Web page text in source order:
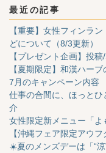
最近の記事
【重要】女性フィンラ
どについて（8/3更新）
【プレゼント企画】投
【夏期限定】和漢ハー
7月のキャンペーン内容
仕事の合間に、ほっと
介
女性限定新メニュー「よ
【沖縄フェア限定アウ
☀️夏のメンズデーは「“